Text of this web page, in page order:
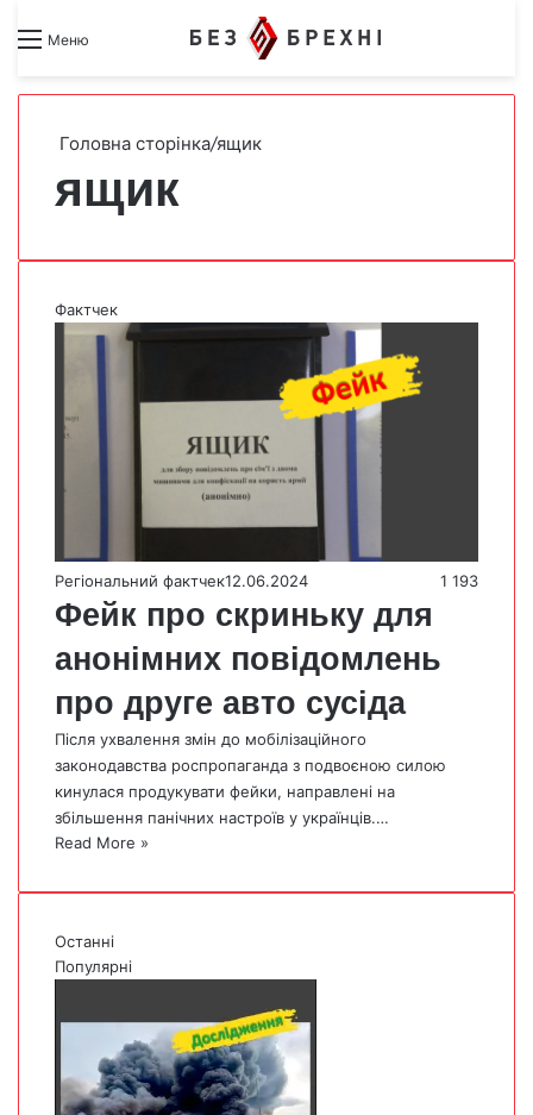
Меню Search forSwitch skin
Головна сторінка/ящик
ящик
Фактчек
Регіональний фактчек12.06.2024 1 193
Фейк про скриньку для
анонімних повідомлень
про друге авто сусіда
Після ухвалення змін до мобілізаційного
законодавства роспропаганда з подвоєною силою
кинулася продукувати фейки, направлені на
збільшення панічних настроїв у українців.…
Read More »
Останні
Популярні